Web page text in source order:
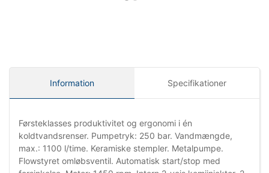
Information Specifikationer
Førsteklasses produktivitet og ergonomi i én
koldtvandsrenser. Pumpetryk: 250 bar. Vandmængde,
max.: 1100 l/time. Keramiske stempler. Metalpumpe.
Flowstyret omløbsventil. Automatisk start/stop med